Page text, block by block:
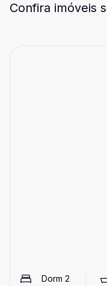
Confira imóveis
Dorm 2